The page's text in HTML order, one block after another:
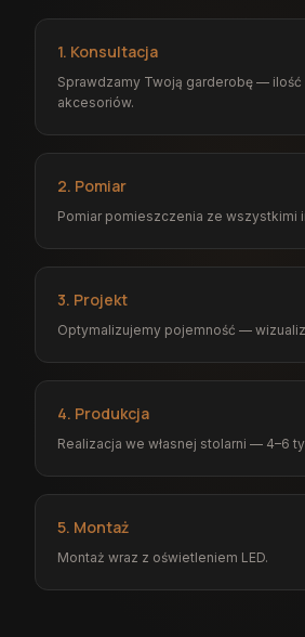
1. Konsultacja
Sprawdzamy Twoją garderobę — ilość
akcesoriów.
2. Pomiar
Pomiar pomieszczenia ze wszystkimi
3. Projekt
Optymalizujemy pojemność —
4. Produkcja
Realizacja we własnej stolarni — 4–6
5. Montaż
Montaż wraz z oświetleniem LED.